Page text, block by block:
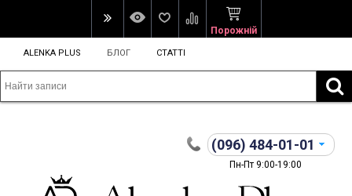
Порожній
ALENKA PLUS БЛОГ СТАТТІ
(096) 484-01-01
Пн-Пт 9:00-19:00